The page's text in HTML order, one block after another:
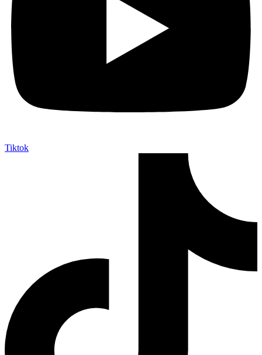
Tiktok